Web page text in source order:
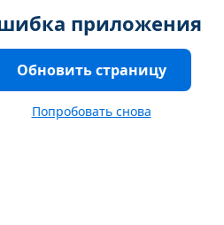
приложения
Обновить страницу
Попробовать снова